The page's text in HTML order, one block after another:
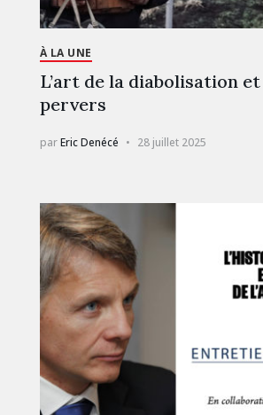
À LA UNE
L’art de la diabolisation
pervers
parEric Denécé 28 juillet 2025